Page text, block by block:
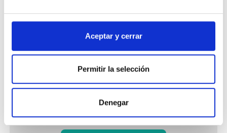
Aceptar y cerrar
Permitir la selección
Denegar